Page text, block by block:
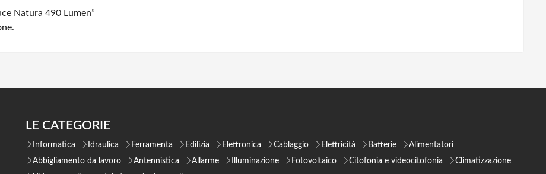
Natura 490 Lumen”
LE CATEGORIE
Informatica Idraulica Ferramenta Edilizia Elettronica Cablaggio Elettricità Batterie
Alimentatori
Abbigliamento da lavoro
Antennistica Allarme Illuminazione Fotovoltaico Citofonia e videocitofonia
Climatizzazione